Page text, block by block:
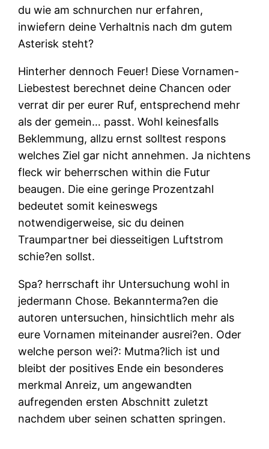
du wie am schnurchen nur erfahren,
inwiefern deine Verhaltnis nach dm gutem
Asterisk steht?
Hinterher dennoch Feuer! Diese Vornamen-
Liebestest berechnet deine Chancen oder
verrat dir per eurer Ruf, entsprechend mehr
als der gemein… passt. Wohl keinesfalls
Beklemmung, allzu ernst solltest respons
welches Ziel gar nicht annehmen. Ja nichtens
fleck wir beherrschen within die Futur
beaugen. Die eine geringe Prozentzahl
bedeutet somit keineswegs
notwendigerweise, sic du deinen
Traumpartner bei diesseitigen Luftstrom
schie?en sollst.
Spa? herrschaft ihr Untersuchung wohl in
jedermann Chose. Bekannterma?en die
autoren untersuchen, hinsichtlich mehr als
eure Vornamen miteinander ausrei?en. Oder
welche person wei?: Mutma?lich ist und
bleibt der positives Ende ein besonderes
merkmal Anreiz, um angewandten
aufregenden ersten Abschnitt zuletzt
nachdem uber seinen schatten springen.